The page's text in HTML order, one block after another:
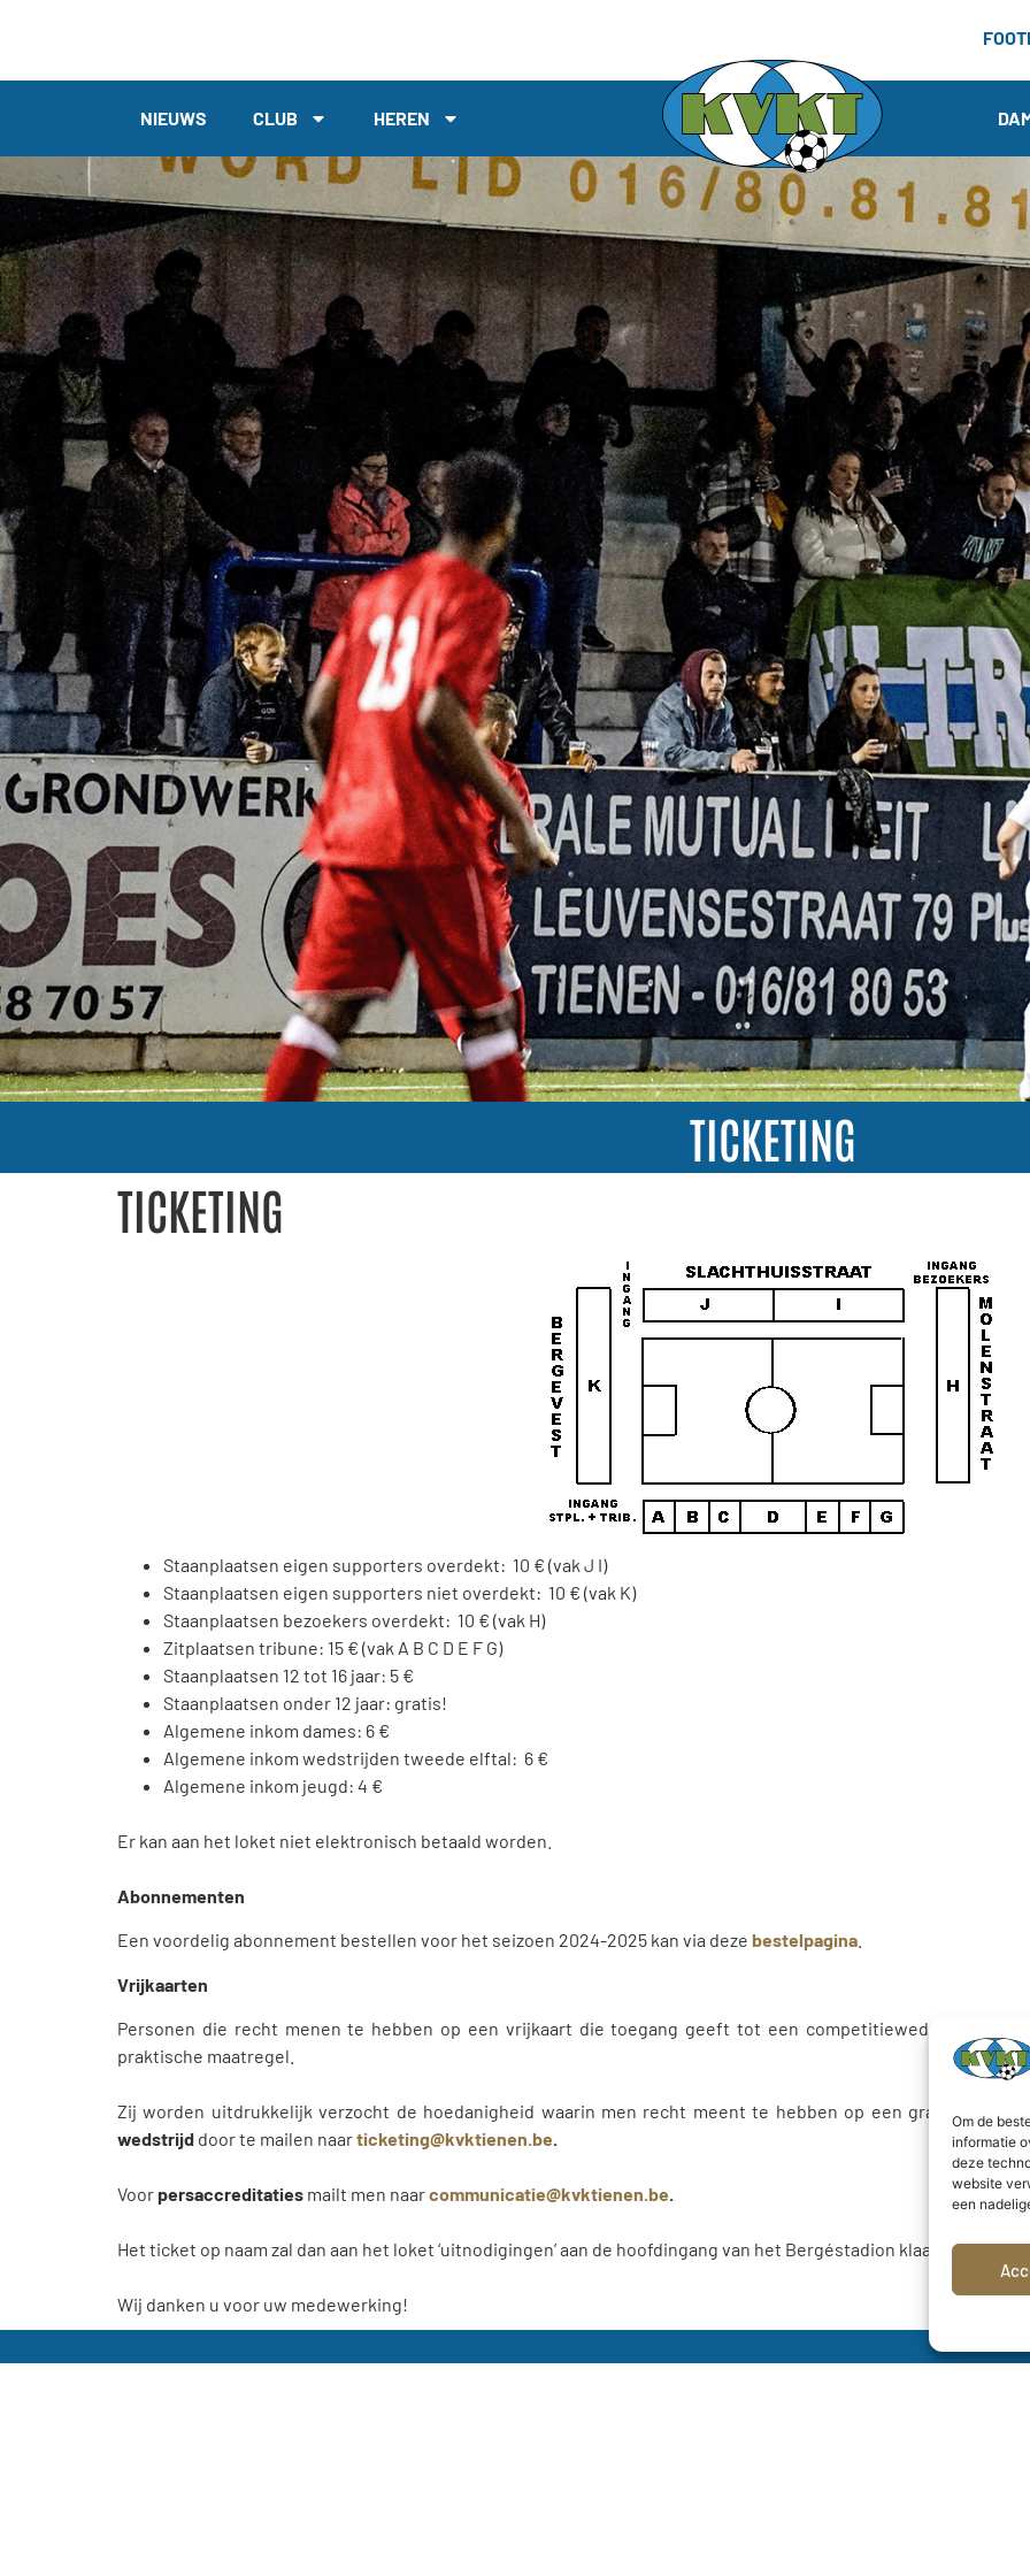
Om de
informatie
deze
website
een
NIEUWS CLUB HEREN
TICKETING
TICKETING
Staanplaatsen eigen supporters overdekt: 10 € (vak J I)
Staanplaatsen eigen supporters niet overdekt: 10 € (vak K)
Staanplaatsen bezoekers overdekt: 10 € (vak H)
Zitplaatsen tribune: 15 € (vak A B C D E F G)
Staanplaatsen 12 tot 16 jaar: 5 €
Staanplaatsen onder 12 jaar: gratis!
Algemene inkom dames: 6 €
Algemene inkom wedstrijden tweede elftal: 6 €
Algemene inkom jeugd: 4 €
Er kan aan het loket niet elektronisch betaald worden.
Abonnementen
Een voordelig abonnement bestellen voor het seizoen 2024-2025 kan via deze bestelpagina
Vrijkaarten
Personen die recht menen te hebben op een vrijkaart die toegang geeft tot een competitiewedstrijd van
praktische maatregel.
Zij worden uitdrukkelijk verzocht de hoedanigheid waarin men recht meent te hebben op een gratis
wedstrijd door te mailen naarticketing@kvktienen.be.
Voor persaccreditaties mailt men naarcommunicatie@kvktienen.be.
Het ticket op naam zal dan aan het loket ‘uitnodigingen’ aan de hoofdingang van het Bergéstadion klaarliggen.
Wij danken u voor uw medewerking!